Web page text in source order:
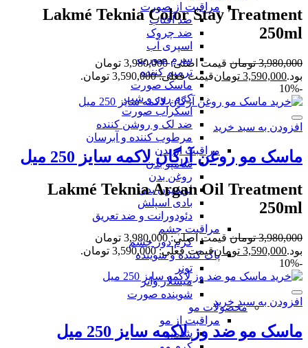
مراقبت از صورت
ضد آفتاب
ضد چروک
اسپری آب
سرم صورت
ترمیم کننده
ماسک صورت
کرم روز و شب
اسکراب صورت
ضد لک و روشن کننده
مرطوب کننده و آبرسان
مراقبت از بدن
شامپو بدن
روغن بدن
لوسیون بدن
بادی اسپلش
دئودورانت و ضد تعریق
مراقبت چشم
کرم دور چشم
پاک کننده و شوینده
تونر
میسلار واتر
شوینده صورت
محصولات مو
مراقبت از مو
شامپو
Lakmé Teknia Color Stay Treatment
250ml
3,980,000 تومان
قیمت اصلی: 3,980,000 تومان
بود.3,590,000 تومانقیمت فعلی: 3,590,000 تومان.
-10%
افزودن به سبد خرید
ماسک مو روغن آرگان لاکمه سایز 250 میل
Lakmé Teknia Argan Oil Treatment
250ml
3,980,000 تومان
قیمت اصلی: 3,980,000 تومان
بود.3,590,000 تومانقیمت فعلی: 3,590,000 تومان.
-10%
افزودن به سبد خرید
ماسک مو ضد وز لاکمه سایز 250 میل